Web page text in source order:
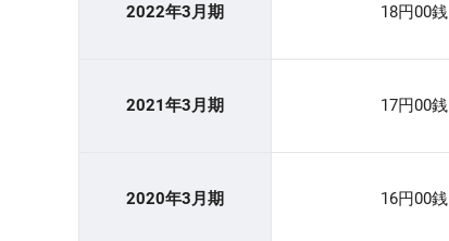
2022年3月期 18円00銭
2021年3月期 17円00銭
2020年3月期 16円00銭